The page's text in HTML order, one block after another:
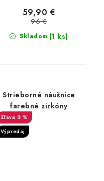
Skladom (1 ks)
59,90 €
96 €
Strieborné náušnice
farebné zirkóny
2 %
Výpredaj